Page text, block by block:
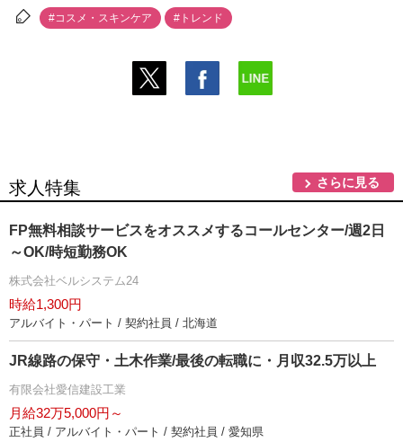
#コスメ・スキンケア #トレンド
求人特集 さらに見る
FP無料相談サービスをオススメするコールセンター/週2日
～OK/時短勤務OK
株式会社ベルシステム24
時給1,300円
アルバイト・パート / 契約社員 / 北海道
JR線路の保守・土木作業/最後の転職に・月収32.5万以上
有限会社愛信建設工業
月給32万5,000円～
正社員 / アルバイト・パート / 契約社員 / 愛知県